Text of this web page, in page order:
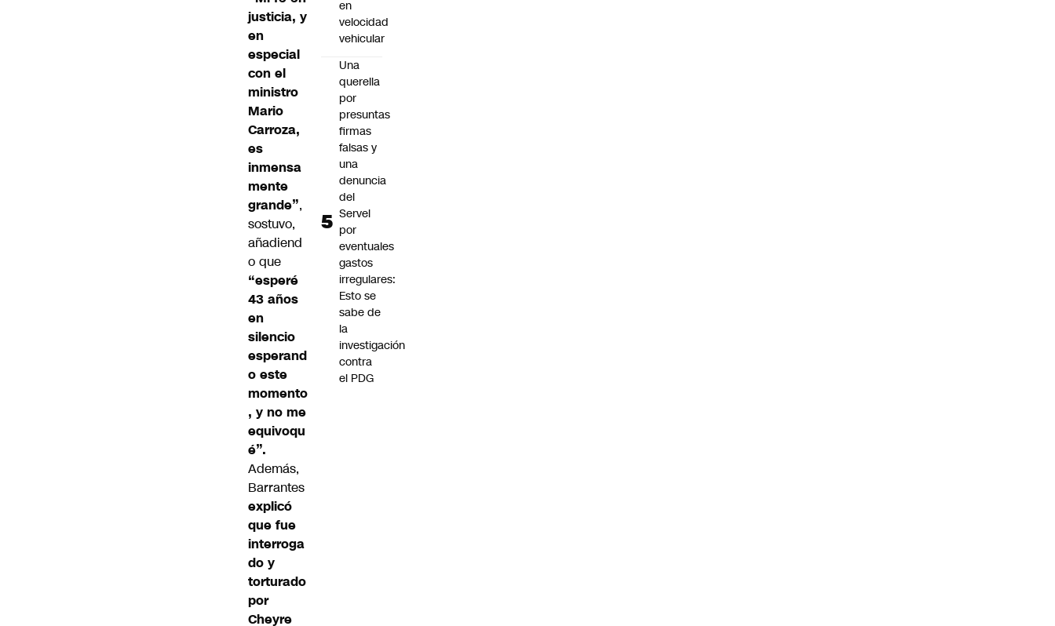
justicia, y
en
especial
con el
ministro
Mario
Carroza,
es
inmensa
mente
grande”,
sostuvo,
añadiend
o que
“esperé
43 años
en
silencio
esperand
o este
momento
, y no me
equivoqu
é”.
Además,
Barrantes
explicó
que fue
interroga
do y
torturado
por
Cheyre
en
velocidad
vehicular
Una
querella
por
presuntas
firmas
falsas y
una
denuncia
del
Servel
por
eventuales
gastos
irregulares:
Esto se
sabe de
la
investigación
contra
el PDG